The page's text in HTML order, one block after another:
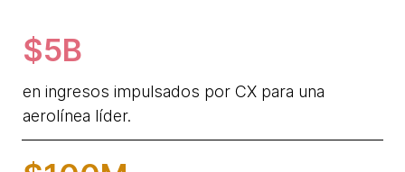
$5B
en ingresos impulsados por CX para una
aerolínea líder.